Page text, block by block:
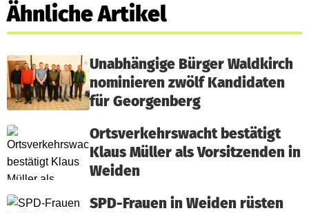
Ähnliche Artikel
Unabhängige Bürger Waldkirch
nominieren zwölf Kandidaten
für Georgenberg
Ortsverkehrswacht bestätigt
Klaus Müller als Vorsitzenden in
Weiden
SPD-Frauen in Weiden rüsten